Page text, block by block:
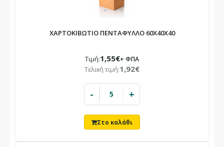
Λόγω καλοκαιρινών αδειών.
εξυπηρετηθούν με σειρά προτεραιότητας από 24/08.
ΧΑΡΤΟΚΙΒΩΤΙΟ ΠΕΝΤΑΦΥΛΛΟ 60X40X40
Τιμή:1,55€+ ΦΠΑ
Τελική τιμή:1,92€
- +